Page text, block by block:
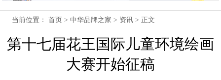
当前位置：首页 >中华品牌之家 > 资讯 > 正文
第十七届花王国际儿童环境绘画
大赛开始征稿